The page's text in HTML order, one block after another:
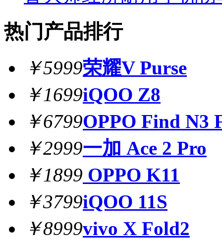
热门产品排行
￥5999荣耀V Purse
￥1699iQOO Z8
￥6799OPPO Find N3
￥2999一加 Ace 2 Pro
￥1899 OPPO K11
￥3799iQOO 11S
￥8999vivo X Fold2